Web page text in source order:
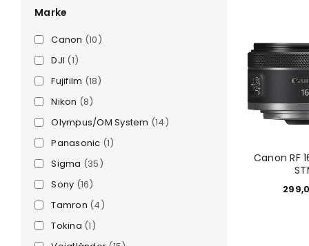
Marke
Canon (10)
DJI (1)
Fujifilm (18)
Nikon (8)
Olympus/OM System (14)
Panasonic (1)
Sigma (35)
Sony (16)
Tamron (4)
Tokina (1)
Canon RF